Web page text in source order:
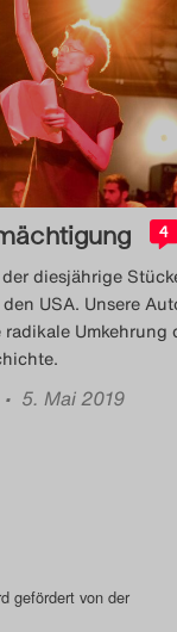
4
diesjährige
USA. Unsere
radikale Umkehrung
• 5. Mai 2019
gefördert von der